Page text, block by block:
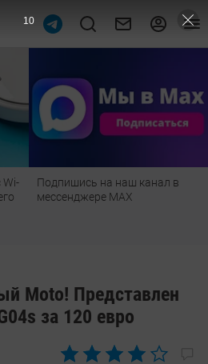
Wi-
Подпишись на наш канал в
мессенджере МАХ
Moto! Представлен
за 120 евро
9